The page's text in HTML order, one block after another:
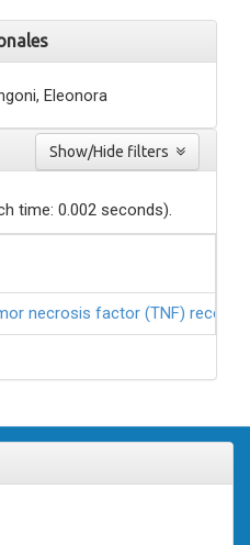
Eleonora
time: 0.002 seconds).
necrosis factor (TNF)